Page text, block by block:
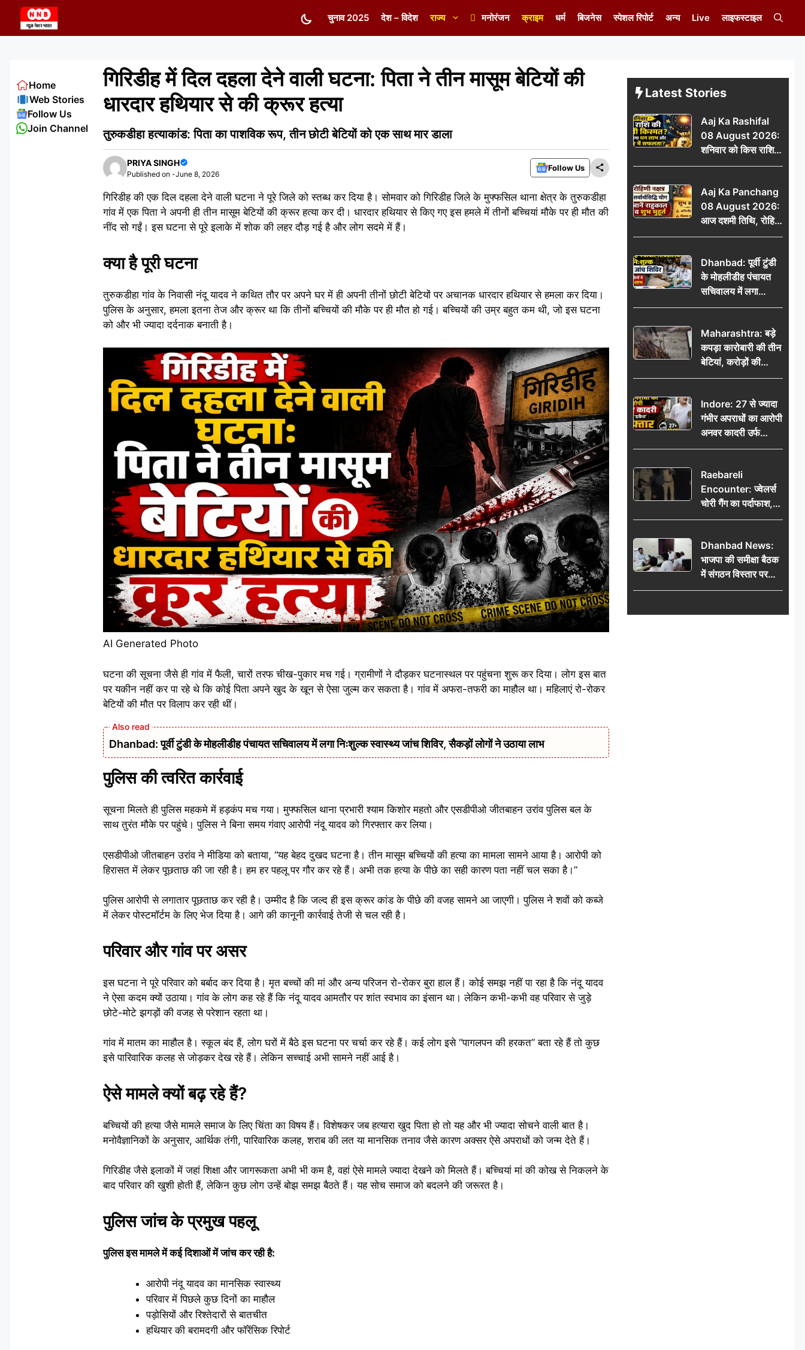
content
चुनाव 2025 देश – विदेश राज्य मनोरंजन क्राइम धर्म बिजनेस स्पेशल रिपोर्ट अन्य Live लाइफस्टाइल
गिरिडीह में दिल दहला देने वाली घटना: पिता ने तीन मासूम बेटियों की
धारदार हथियार से की क्रूर हत्या
तुरुकडीहा हत्याकांड: पिता का पाशविक रूप, तीन छोटी बेटियों को एक साथ मार डाला
PRIYA SINGH
Published on -June 8, 2026
Follow Us
गिरिडीह की एक दिल दहला देने वाली घटना ने पूरे जिले को स्तब्ध कर दिया है। सोमवार को गिरिडीह जिले के मुफ्फसिल थाना क्षेत्र के तुरुकडीहा
गांव में एक पिता ने अपनी ही तीन मासूम बेटियों की क्रूर हत्या कर दी। धारदार हथियार से किए गए इस हमले में तीनों बच्चियां मौके पर ही मौत की
नींद सो गईं। इस घटना से पूरे इलाके में शोक की लहर दौड़ गई है और लोग सदमे में हैं।
क्या है पूरी घटना
तुरुकडीहा गांव के निवासी नंदू यादव ने कथित तौर पर अपने घर में ही अपनी तीनों छोटी बेटियों पर अचानक धारदार हथियार से हमला कर दिया।
पुलिस के अनुसार, हमला इतना तेज और क्रूर था कि तीनों बच्चियों की मौके पर ही मौत हो गई। बच्चियों की उम्र बहुत कम थी, जो इस घटना
को और भी ज्यादा दर्दनाक बनाती है।
AI Generated Photo
घटना की सूचना जैसे ही गांव में फैली, चारों तरफ चीख-पुकार मच गई। ग्रामीणों ने दौड़कर घटनास्थल पर पहुंचना शुरू कर दिया। लोग इस बात
पर यकीन नहीं कर पा रहे थे कि कोई पिता अपने खुद के खून से ऐसा जुल्म कर सकता है। गांव में अफरा-तफरी का माहौल था। महिलाएं रो-रोकर
बेटियों की मौत पर विलाप कर रही थीं।
Dhanbad: पूर्वी टुंडी के मोहलीडीह पंचायत सचिवालय में लगा निःशुल्क स्वास्थ्य जांच शिविर, सैकड़ों लोगों ने उठाया लाभ
पुलिस की त्वरित कार्रवाई
सूचना मिलते ही पुलिस महकमे में हड़कंप मच गया। मुफ्फसिल थाना प्रभारी श्याम किशोर महतो और एसडीपीओ जीतबाहन उरांव पुलिस बल के
साथ तुरंत मौके पर पहुंचे। पुलिस ने बिना समय गंवाए आरोपी नंदू यादव को गिरफ्तार कर लिया।
एसडीपीओ जीतबाहन उरांव ने मीडिया को बताया, “यह बेहद दुखद घटना है। तीन मासूम बच्चियों की हत्या का मामला सामने आया है। आरोपी को
हिरासत में लेकर पूछताछ की जा रही है। हम हर पहलू पर गौर कर रहे हैं। अभी तक हत्या के पीछे का सही कारण पता नहीं चल सका है।”
पुलिस आरोपी से लगातार पूछताछ कर रही है। उम्मीद है कि जल्द ही इस क्रूर कांड के पीछे की वजह सामने आ जाएगी। पुलिस ने शवों को कब्जे
में लेकर पोस्टमॉर्टम के लिए भेज दिया है। आगे की कानूनी कार्रवाई तेजी से चल रही है।
परिवार और गांव पर असर
इस घटना ने पूरे परिवार को बर्बाद कर दिया है। मृत बच्चों की मां और अन्य परिजन रो-रोकर बुरा हाल हैं। कोई समझ नहीं पा रहा है कि नंदू यादव
ने ऐसा कदम क्यों उठाया। गांव के लोग कह रहे हैं कि नंदू यादव आमतौर पर शांत स्वभाव का इंसान था। लेकिन कभी-कभी वह परिवार से जुड़े
छोटे-मोटे झगड़ों की वजह से परेशान रहता था।
गांव में मातम का माहौल है। स्कूल बंद हैं, लोग घरों में बैठे इस घटना पर चर्चा कर रहे हैं। कई लोग इसे “पागलपन की हरकत” बता रहे हैं तो कुछ
इसे पारिवारिक कलह से जोड़कर देख रहे हैं। लेकिन सच्चाई अभी सामने नहीं आई है।
ऐसे मामले क्यों बढ़ रहे हैं?
बच्चियों की हत्या जैसे मामले समाज के लिए चिंता का विषय हैं। विशेषकर जब हत्यारा खुद पिता हो तो यह और भी ज्यादा सोचने वाली बात है।
मनोवैज्ञानिकों के अनुसार, आर्थिक तंगी, पारिवारिक कलह, शराब की लत या मानसिक तनाव जैसे कारण अक्सर ऐसे अपराधों को जन्म देते हैं।
गिरिडीह जैसे इलाकों में जहां शिक्षा और जागरूकता अभी भी कम है, वहां ऐसे मामले ज्यादा देखने को मिलते हैं। बच्चियां मां की कोख से निकलने के
बाद परिवार की खुशी होती हैं, लेकिन कुछ लोग उन्हें बोझ समझ बैठते हैं। यह सोच समाज को बदलने की जरूरत है।
पुलिस जांच के प्रमुख पहलू
पुलिस इस मामले में कई दिशाओं में जांच कर रही है:
आरोपी नंदू यादव का मानसिक स्वास्थ्य
परिवार में पिछले कुछ दिनों का माहौल
पड़ोसियों और रिश्तेदारों से बातचीत
हथियार की बरामदगी और फॉरेंसिक रिपोर्ट
Home
Web Stories
Follow Us
Join Channel
Latest Stories
Aaj Ka Rashifal
08 August 2026:
शनिवार को किस राशि
की चमकेगी किस्मत,
और करियर में सफलता?
Aaj Ka Panchang
08 August 2026:
आज दशमी तिथि, रोहिणी
नक्षत्र और सर्वार्थसिद्धि
शुभ मुहूर्त
Dhanbad: पूर्वी टुंडी
के मोहलीडीह पंचायत
सचिवालय में लगा
निःशुल्क स्वास्थ्य जांच
उठाया लाभ
Maharashtra: बड़े
कपड़ा कारोबारी की तीन
बेटियां, करोड़ों की
कमाई… फिर भी पिता
अंतिम दिन, 5100 रुपये
भेजकर कहा– अंतिम
संस्कार कर दीजिए हम
नहीं आ पाएंगे
Indore: 27 से ज्यादा
गंभीर अपराधों का आरोपी
अनवर कादरी उर्फ
‘डकैत’ गिरफ्तार, इंदौर
Raebareli
Encounter: ज्वेलर्स
चोरी गैंग का पर्दाफाश,
पुलिस मुठभेड़ में दो
किलो चांदी बरामद
Dhanbad News:
भाजपा की समीक्षा बैठक
में संगठन विस्तार पर
मंथन, बीडीओ से
जनसमस्याओं का विवरण